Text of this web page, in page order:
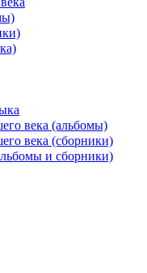
века (альбомы)
века (сборники)
и сборники)